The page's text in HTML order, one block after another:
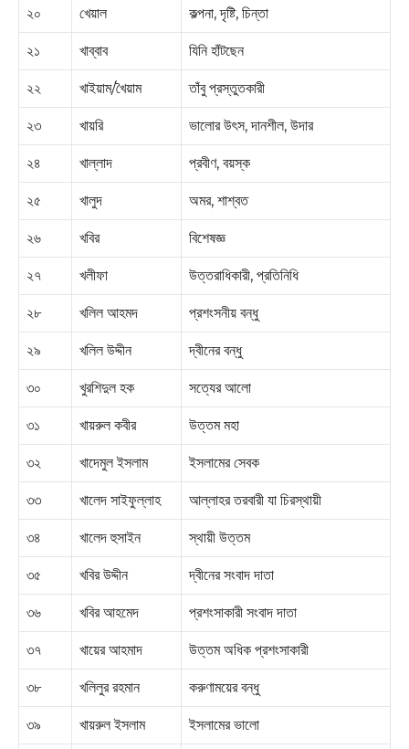
২০ খেয়াল কল্পনা, দৃষ্টি, চিন্তা
২১ খাব্বাব যিনি হাঁটছেন
২২ খাইয়াম/খৈয়াম তাঁবু প্রস্তুতকারী
২৩ খায়রি ভালোর উৎস, দানশীল, উদার
২৪ খাল্লাদ প্রবীণ, বয়স্ক
২৫ খালুদ অমর, শাশ্বত
২৬ খবির বিশেষজ্ঞ
২৭ খলীফা উত্তরাধিকারী, প্রতিনিধি
২৮ খলিল আহমদ প্রশংসনীয় বন্ধু
২৯ খলিল উদ্দীন দ্বীনের বন্ধু
৩০ খুরশিদুল হক সত্যের আলো
৩১ খায়রুল কবীর উত্তম মহা
৩২ খাদেমুল ইসলাম ইসলামের সেবক
৩৩ খালেদ সাইফুল্লাহ আল্লাহর তরবারী যা চিরস্থায়ী
৩৪ খালেদ হুসাইন স্থায়ী উত্তম
৩৫ খবির উদ্দীন দ্বীনের সংবাদ দাতা
৩৬ খবির আহমেদ প্রশংসাকারী সংবাদ দাতা
৩৭ খায়ের আহমাদ উত্তম অধিক প্রশংসাকারী
৩৮ খলিলুর রহমান করুণাময়ের বন্ধু
৩৯ খায়রুল ইসলাম ইসলামের ভালো